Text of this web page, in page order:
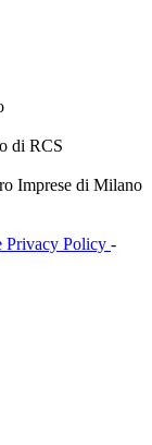
di RCS
Imprese di Milano
Privacy Policy -